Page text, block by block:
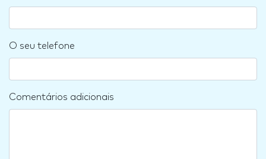
O seu telefone
Comentários adicionais